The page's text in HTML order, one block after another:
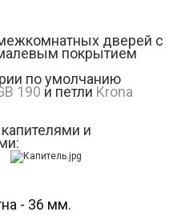
дверей с
покрытием
по умолчанию
190 и петли Krona
и
- 36 мм.